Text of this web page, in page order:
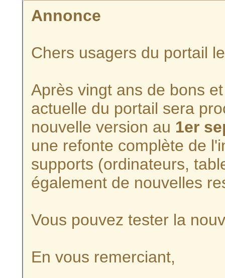
Annonce
Chers usagers du portail
Après vingt ans de bons
actuelle du portail sera
nouvelle version au 1er
une refonte complète de
supports (ordinateurs,
également de nouvelles
Vous pouvez tester la
En vous remerciant,